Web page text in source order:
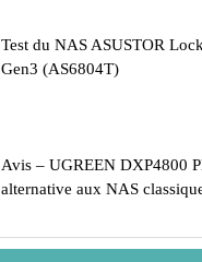
Test du NAS ASUSTOR
Gen3 (AS6804T)
Avis – UGREEN DXP4800
alternative aux NAS